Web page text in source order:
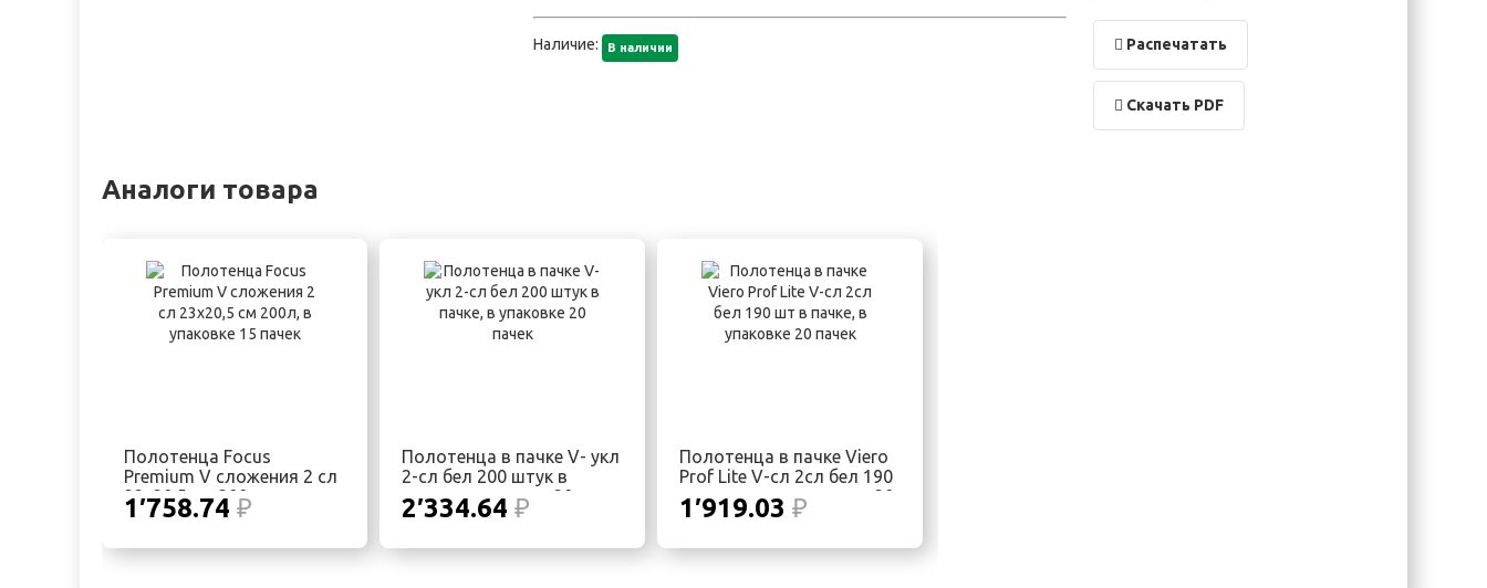
Наличие: В наличии Распечатать
Скачать PDF
Аналоги товара
Полотенца Focus
Premium V сложения 2 сл
23х20,5 см 200л, в
упаковке 15 пачек
1′758.74 ₽
Полотенца в пачке V- укл
2-сл бел 200 штук в
пачке, в упаковке 20
пачек
2′334.64 ₽
Полотенца в пачке Viero
Prof Lite V-сл 2сл бел 190
шт в пачке, в упаковке 20
пачек
1′919.03 ₽